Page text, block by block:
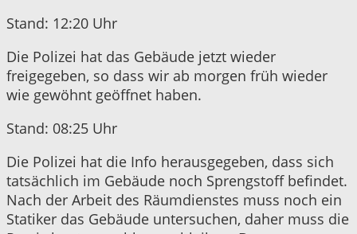
Stand: 12:20 Uhr
Die Polizei hat das Gebäude jetzt wieder
freigegeben, so dass wir ab morgen früh wieder
wie gewöhnt geöffnet haben.
Stand: 08:25 Uhr
Die Polizei hat die Info herausgegeben, dass sich
tatsächlich im Gebäude noch Sprengstoff befindet.
Nach der Arbeit des Räumdienstes muss noch ein
Statiker das Gebäude untersuchen, daher muss die